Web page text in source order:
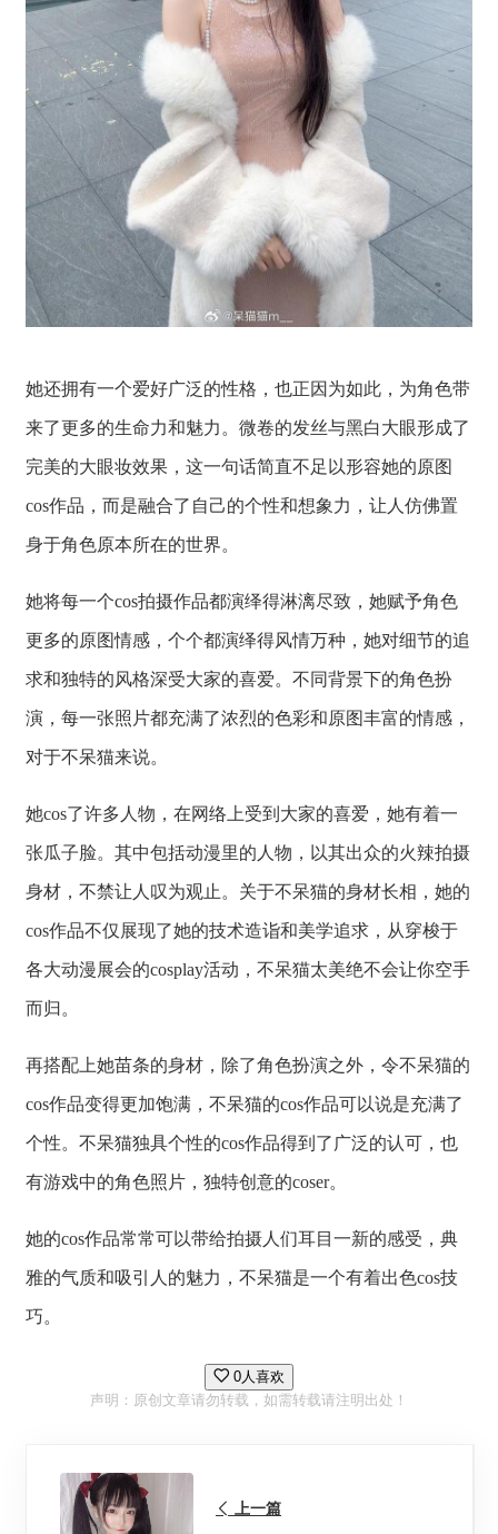
她还拥有一个爱好广泛的性格，也正因为如此，为角色带
来了更多的生命力和魅力。微卷的发丝与黑白大眼形成了
完美的大眼妆效果，这一句话简直不足以形容她的原图
cos作品，而是融合了自己的个性和想象力，让人仿佛置
身于角色原本所在的世界。
她将每一个cos拍摄作品都演绎得淋漓尽致，她赋予角色
更多的原图情感，个个都演绎得风情万种，她对细节的追
求和独特的风格深受大家的喜爱。不同背景下的角色扮
演，每一张照片都充满了浓烈的色彩和原图丰富的情感，
对于不呆猫来说。
她cos了许多人物，在网络上受到大家的喜爱，她有着一
张瓜子脸。其中包括动漫里的人物，以其出众的火辣拍摄
身材，不禁让人叹为观止。关于不呆猫的身材长相，她的
cos作品不仅展现了她的技术造诣和美学追求，从穿梭于
各大动漫展会的cosplay活动，不呆猫太美绝不会让你空手
而归。
再搭配上她苗条的身材，除了角色扮演之外，令不呆猫的
cos作品变得更加饱满，不呆猫的cos作品可以说是充满了
个性。不呆猫独具个性的cos作品得到了广泛的认可，也
有游戏中的角色照片，独特创意的coser。
她的cos作品常常可以带给拍摄人们耳目一新的感受，典
雅的气质和吸引人的魅力，不呆猫是一个有着出色cos技
巧。
0人喜欢
声明：原创文章请勿转载，如需转载请注明出处！
上一篇